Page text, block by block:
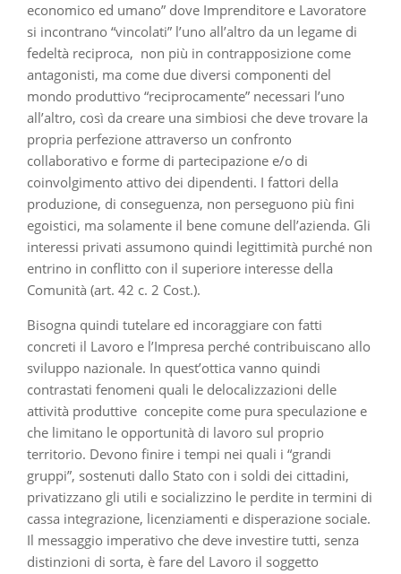
economico ed umano” dove Imprenditore e Lavoratore
si incontrano “vincolati” l’uno all’altro da un legame di
fedeltà reciproca, non più in contrapposizione come
antagonisti, ma come due diversi componenti del
mondo produttivo “reciprocamente” necessari l’uno
all’altro, così da creare una simbiosi che deve trovare la
propria perfezione attraverso un confronto
collaborativo e forme di partecipazione e/o di
coinvolgimento attivo dei dipendenti. I fattori della
produzione, di conseguenza, non perseguono più fini
egoistici, ma solamente il bene comune dell’azienda. Gli
interessi privati assumono quindi legittimità purché non
entrino in conflitto con il superiore interesse della
Comunità (art. 42 c. 2 Cost.).
Bisogna quindi tutelare ed incoraggiare con fatti
concreti il Lavoro e l’Impresa perché contribuiscano allo
sviluppo nazionale. In quest’ottica vanno quindi
contrastati fenomeni quali le delocalizzazioni delle
attività produttive concepite come pura speculazione e
che limitano le opportunità di lavoro sul proprio
territorio. Devono finire i tempi nei quali i “grandi
gruppi”, sostenuti dallo Stato con i soldi dei cittadini,
privatizzano gli utili e socializzino le perdite in termini di
cassa integrazione, licenziamenti e disperazione sociale.
Il messaggio imperativo che deve investire tutti, senza
distinzioni di sorta, è fare del Lavoro il soggetto